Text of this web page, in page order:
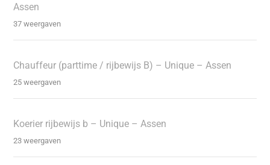
Assen
37 weergaven
Chauffeur (parttime / rijbewijs B) – Unique – Assen
25 weergaven
Koerier rijbewijs b – Unique – Assen
23 weergaven